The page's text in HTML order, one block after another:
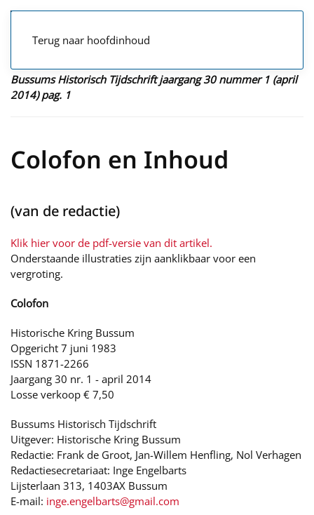
Terug naar hoofdinhoud
Bussums Historisch Tijdschrift jaargang 30 nummer 1 (april
2014) pag. 1
Colofon en Inhoud
(van de redactie)
Klik hier voor de pdf-versie van dit artikel.
Onderstaande illustraties zijn aanklikbaar voor een
vergroting.
Colofon
Historische Kring Bussum
Opgericht 7 juni 1983
ISSN 1871-2266
Jaargang 30 nr. 1 - april 2014
Losse verkoop € 7,50
Bussums Historisch Tijdschrift
Uitgever: Historische Kring Bussum
Redactie: Frank de Groot, Jan-Willem Henfling, Nol Verhagen
Redactiesecretariaat: Inge Engelbarts
Lijsterlaan 313, 1403AX Bussum
E-mail: inge.engelbarts@gmail.com